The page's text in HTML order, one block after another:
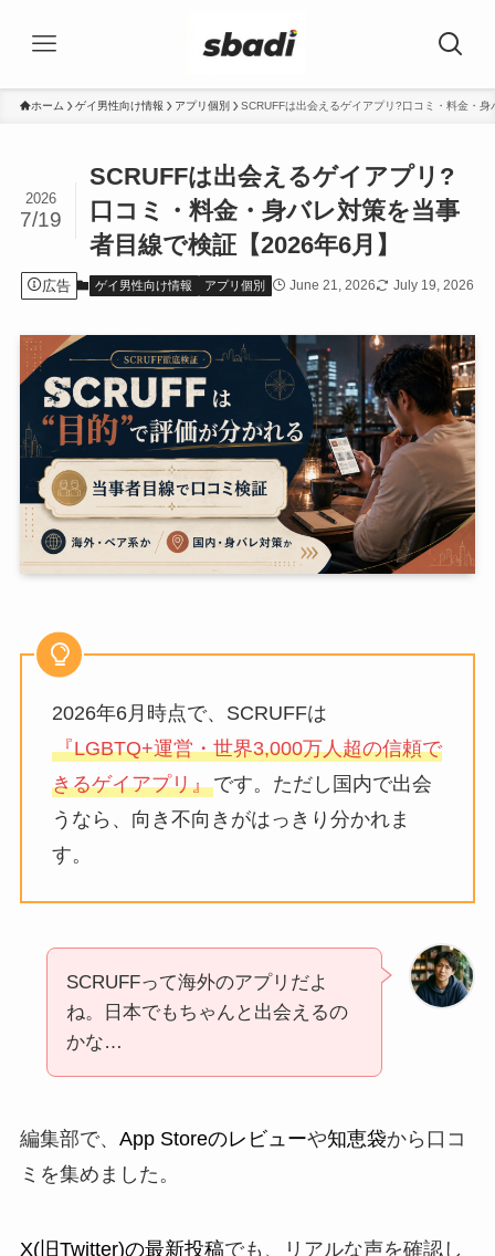
ホーム ゲイ男性向け情報 アプリ個別 SCRUFFは出会えるゲイアプリ?口コミ・料金・
SCRUFFは出会えるゲイアプリ?
口コミ・料金・身バレ対策を当事
者目線で検証【2026年6月】
2026
7/19
広告 ゲイ男性向け情報 アプリ個別 June 21, 2026 July 19, 2026
2026年6月時点で、SCRUFFは
『LGBTQ+運営・世界3,000万人超の信頼で
きるゲイアプリ』です。ただし国内で出会
うなら、向き不向きがはっきり分かれま
す。
SCRUFFって海外のアプリだよ
ね。日本でもちゃんと出会えるの
かな…
編集部で、 App Storeのレビューや知恵袋から口コ
ミを集めました。
X(旧Twitter)の最新投稿でも、リアルな声を確認し